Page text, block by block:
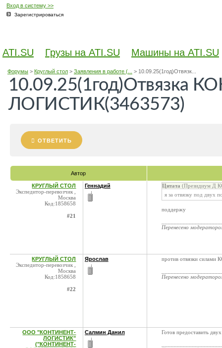
Вход в систему >>
Зарегистрироваться
ATI.SU Грузы на ATI.SU Машины на ATI.SU
Форумы> Круглый стол> Заявления в работе (... > 10.09.25(1год)Отвязк...
10.09.25(1год)Отвязка
ЛОГИСТИК(3463573)
ОТВЕТИТЬ
Автор
КРУГЛЫЙ СТОЛ
Экспедитор-перевозчик ,
Москва
Код:1858658
#21
Геннадий Цитата (Президиум Д
я за отвязку под двух
поддержу
Перенесено
КРУГЛЫЙ СТОЛ
Экспедитор-перевозчик ,
Москва
Код:1858658
#22
Ярослав
против отвязки силами
Перенесено
ООО "КОНТИНЕНТ-
ЛОГИСТИК"
("КОНТИНЕНТ-
Салмин Данил
Готов предоставить